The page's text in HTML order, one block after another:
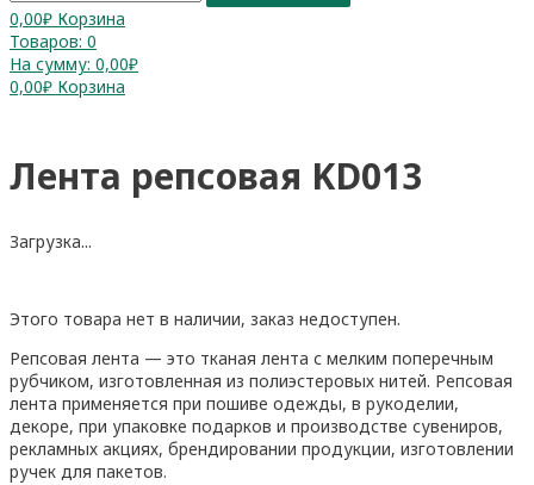
0,00₽ Корзина
Товаров: 0
На сумму: 0,00₽
0,00₽ Корзина
Лента репсовая KD013
Загрузка...
Этого товара нет в наличии, заказ недоступен.
Репсовая лента — это тканая лента с мелким поперечным
рубчиком, изготовленная из полиэстеровых нитей. Репсовая
лента применяется при пошиве одежды, в рукоделии,
декоре, при упаковке подарков и производстве сувениров,
рекламных акциях, брендировании продукции, изготовлении
ручек для пакетов.